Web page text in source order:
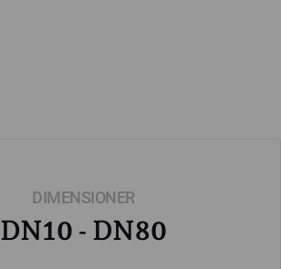
DIMENSIONER
DN10 - DN80